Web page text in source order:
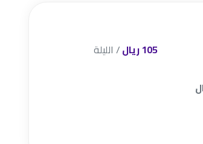
105 ريال / الليلة